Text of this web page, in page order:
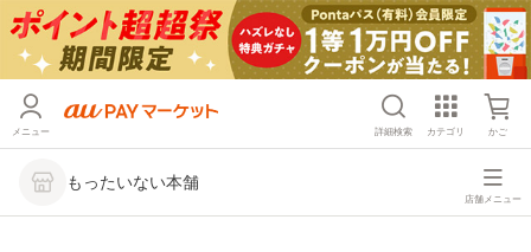
メニュー 詳細検索 カテゴリ かご
もったいない本舗
店舗メニュー